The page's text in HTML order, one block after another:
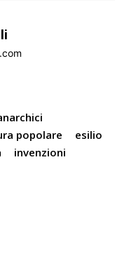
popolare
esilio
invenzioni